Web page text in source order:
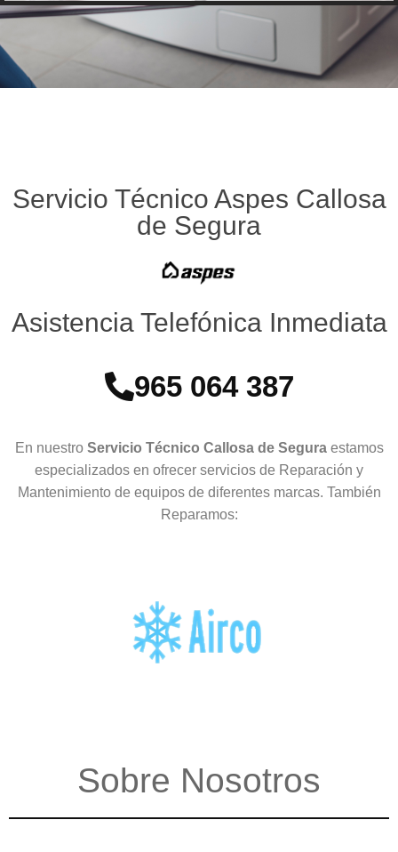
Servicio Técnico Aspes Callosa
de Segura
Asistencia Telefónica Inmediata
965 064 387
En nuestro Servicio Técnico Callosa de Segura estamos
especializados en ofrecer servicios de Reparación y
Mantenimiento de equipos de diferentes marcas. También
Reparamos:
Sobre Nosotros